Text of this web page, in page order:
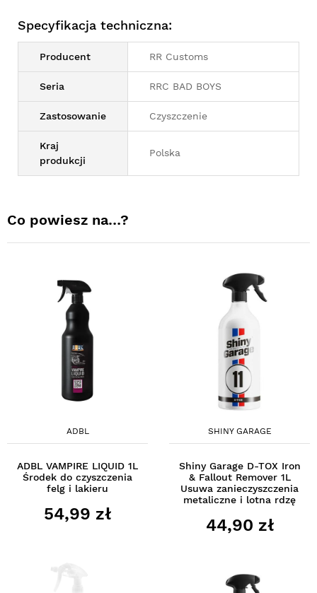
Specyfikacja techniczna:
Producent RR Customs
Seria RRC BAD BOYS
Zastosowanie Czyszczenie
Kraj
produkcji
Polska
Co powiesz na…?
ADBL
ADBL VAMPIRE LIQUID 1L
Środek do czyszczenia
felg i lakieru
54,99 zł
SHINY GARAGE
Shiny Garage D-TOX Iron
& Fallout Remover 1L
Usuwa zanieczyszczenia
metaliczne i lotna rdzę
44,90 zł